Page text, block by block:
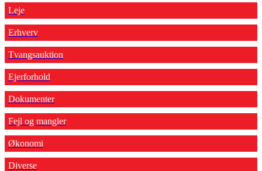
Leje
Erhverv
Tvangsauktion
Ejerforhold
Dokumenter
Fejl og mangler
Økonomi
Diverse